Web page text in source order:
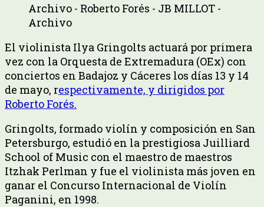
Archivo - Roberto Forés - JB MILLOT -
Archivo
El violinista Ilya Gringolts actuará por primera
vez con la Orquesta de Extremadura (OEx) con
conciertos en Badajoz y Cáceres los días 13 y 14
de mayo, respectivamente, y dirigidos por
Roberto Forés.
Gringolts, formado violín y composición en San
Petersburgo, estudió en la prestigiosa Juilliard
School of Music con el maestro de maestros
Itzhak Perlman y fue el violinista más joven en
ganar el Concurso Internacional de Violín
Paganini, en 1998.